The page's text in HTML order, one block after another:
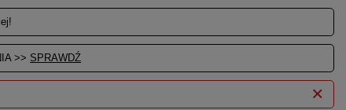
>> SPRAWDŹ